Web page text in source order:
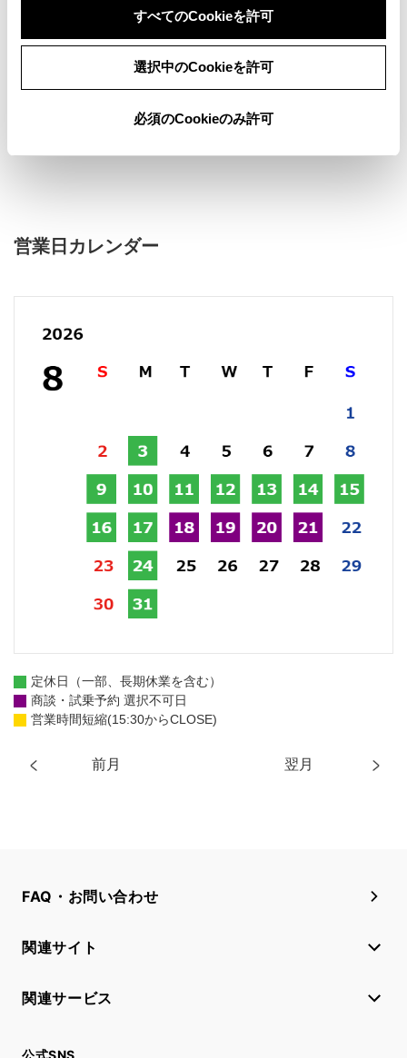
すべてのCookieを許可
選択中のCookieを許可
必須のCookieのみ許可
車検・整備・メンテナンス取
扱店
au取扱店
営業日カレンダー
前月 翌月
定休日（一部、長期休業を含む）
商談・試乗予約 選択不可日
営業時間短縮(15:30からCLOSE)
FAQ・お問い合わせ
関連サイト
関連サービス